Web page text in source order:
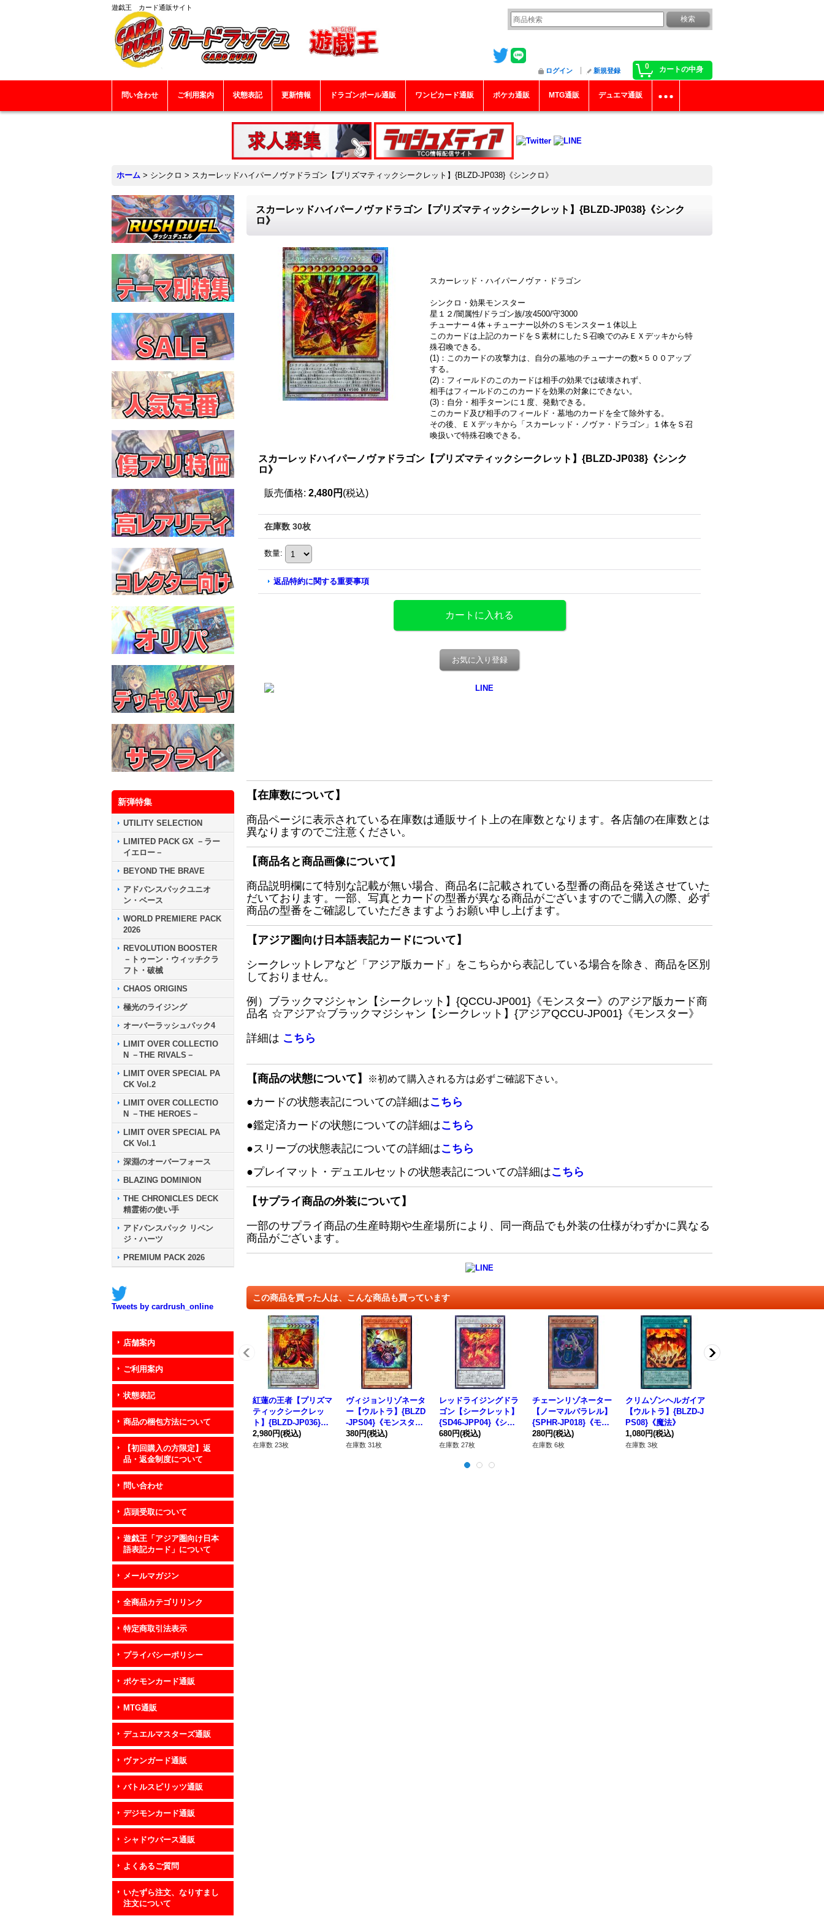
遊戯王 カード通販サイト
0 カートの中身
ログイン 新規登録
問い合わせ ご利用案内 状態表記 更新情報 ドラゴンボール通販 ワンピカード通販 ポケカ通販 MTG通販 デュエマ通販
ホーム > シンクロ > スカーレッドハイパーノヴァドラゴン【プリズマティックシークレット】{BLZD-JP038}《シンクロ》
新弾特集
UTILITY SELECTION
LIMITED PACK GX －ラー
イエロー－
BEYOND THE BRAVE
アドバンスパックユニオ
ン・ベース
WORLD PREMIERE PACK
2026
REVOLUTION BOOSTER
－トゥーン・ウィッチクラ
フト・破械
CHAOS ORIGINS
極光のライジング
オーバーラッシュパック4
LIMIT OVER COLLECTIO
N －THE RIVALS－
LIMIT OVER SPECIAL PA
CK Vol.2
LIMIT OVER COLLECTIO
N －THE HEROES－
LIMIT OVER SPECIAL PA
CK Vol.1
深淵のオーバーフォース
BLAZING DOMINION
THE CHRONICLES DECK
精霊術の使い手
アドバンスパック リベン
ジ・ハーツ
PREMIUM PACK 2026
Tweets by cardrush_online
店舗案内
ご利用案内
状態表記
商品の梱包方法について
【初回購入の方限定】返
品・返金制度について
問い合わせ
店頭受取について
遊戯王「アジア圏向け日本
語表記カード」について
メールマガジン
全商品カテゴリリンク
特定商取引法表示
プライバシーポリシー
ポケモンカード通販
MTG通販
デュエルマスターズ通販
ヴァンガード通販
バトルスピリッツ通販
デジモンカード通販
シャドウバース通販
よくあるご質問
いたずら注文、なりすまし
注文について
スカーレッドハイパーノヴァドラゴン【プリズマティックシークレット】{BLZD-JP038}《シンク
ロ》
スカーレッド・ハイパーノヴァ・ドラゴン
シンクロ・効果モンスター
星１２/闇属性/ドラゴン族/攻4500/守3000
チューナー４体＋チューナー以外のＳモンスター１体以上
このカードは上記のカードをＳ素材にしたＳ召喚でのみＥＸデッキから特
殊召喚できる。
(1)：このカードの攻撃力は、自分の墓地のチューナーの数×５００アップ
する。
(2)：フィールドのこのカードは相手の効果では破壊されず、
相手はフィールドのこのカードを効果の対象にできない。
(3)：自分・相手ターンに１度、発動できる。
このカード及び相手のフィールド・墓地のカードを全て除外する。
その後、ＥＸデッキから「スカーレッド・ノヴァ・ドラゴン」１体をＳ召
喚扱いで特殊召喚できる。
スカーレッドハイパーノヴァドラゴン【プリズマティックシークレット】{BLZD-JP038}《シンク
ロ》
販売価格: 2,480円 (税込)
在庫数 30枚
数量:
返品特約に関する重要事項
お気に入り登録
【在庫数について】
商品ページに表示されている在庫数は通販サイト上の在庫数となります。各店舗の在庫数とは
異なりますのでご注意ください。
【商品名と商品画像について】
商品説明欄にて特別な記載が無い場合、商品名に記載されている型番の商品を発送させていた
だいております。一部、写真とカードの型番が異なる商品がございますのでご購入の際、必ず
商品の型番をご確認していただきますようお願い申し上げます。
【アジア圏向け日本語表記カードについて】
シークレットレアなど「アジア版カード」をこちらから表記している場合を除き、商品を区別
しておりません。
例）ブラックマジシャン【シークレット】{QCCU-JP001}《モンスター》のアジア版カード商
品名 ☆アジア☆ブラックマジシャン【シークレット】{アジアQCCU-JP001}《モンスター》
詳細は こちら
【商品の状態について】 ※初めて購入される方は必ずご確認下さい。
●カードの状態表記についての詳細はこちら
●鑑定済カードの状態についての詳細はこちら
●スリーブの状態表記についての詳細はこちら
●プレイマット・デュエルセットの状態表記についての詳細はこちら
【サプライ商品の外装について】
一部のサプライ商品の生産時期や生産場所により、同一商品でも外装の仕様がわずかに異なる
商品がございます。
この商品を買った人は、こんな商品も買っています
紅蓮の王者【プリズマ
ティックシークレッ
ト】{BLZD-JP036}
《シンクロ》
2,980円(税込)
在庫数 23枚
ヴィジョンリゾネータ
ー【ウルトラ】{BLZD
-JPS04}《モンスタ
ー》
380円(税込)
在庫数 31枚
レッドライジングドラ
ゴン【シークレット】
{SD46-JPP04}《シン
クロ》
680円(税込)
在庫数 27枚
チェーンリゾネーター
【ノーマルパラレル】
{SPHR-JP018}《モン
スター》
280円(税込)
在庫数 6枚
クリムゾンヘルガイア
【ウルトラ】{BLZD-J
PS08}《魔法》
1,080円(税込)
在庫数 3枚